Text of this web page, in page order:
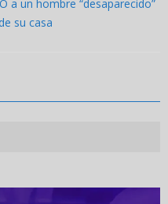
a un hombre “desaparecido”
su casa